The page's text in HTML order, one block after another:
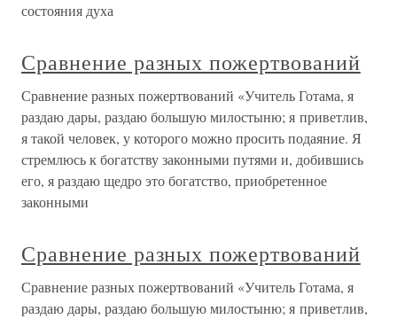
состояния духа
Сравнение разных пожертвований
Сравнение разных пожертвований «Учитель Готама, я
раздаю дары, раздаю большую милостыню; я приветлив,
я такой человек, у которого можно просить подаяние. Я
стремлюсь к богатству законными путями и, добившись
его, я раздаю щедро это богатство, приобретенное
законными
Сравнение разных пожертвований
Сравнение разных пожертвований «Учитель Готама, я
раздаю дары, раздаю большую милостыню; я приветлив,